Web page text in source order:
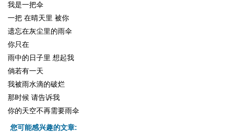
我是一把伞
一把 在晴天里 被你
遗忘在灰尘里的雨伞
你只在
雨中的日子里 想起我
倘若有一天
我被雨水滴的破烂
那时候 请告诉我
你的天空不再需要雨伞
您可能感兴趣的文章: